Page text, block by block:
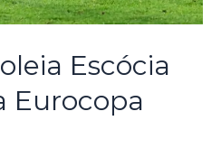
Escócia
Eurocopa